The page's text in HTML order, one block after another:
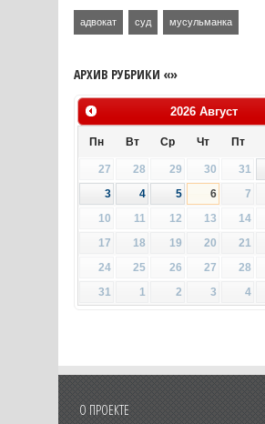
адвокат суд мусульманка
АРХИВ РУБРИКИ «»
2026 Август
Пн Вт Ср Чт Пт
27 28 29 30 31
3
4 5 6 7
10
11 12 13 14
17
18 19 20 21
24
25 26 27 28
31
1 2 3 4
О ПРОЕКТЕ